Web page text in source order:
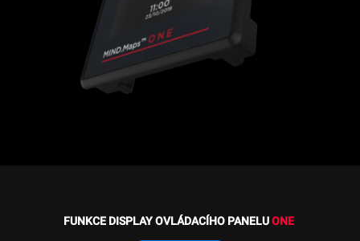
FUNKCE DISPLAY OVLÁDACÍHO PANELUONE